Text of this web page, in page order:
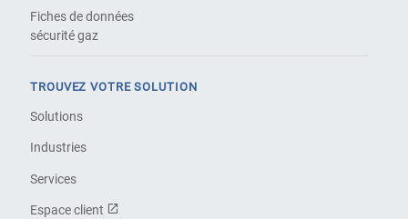
Fiches de données
sécurité gaz
TROUVEZ VOTRE SOLUTION
Solutions
Industries
Services
Espace client